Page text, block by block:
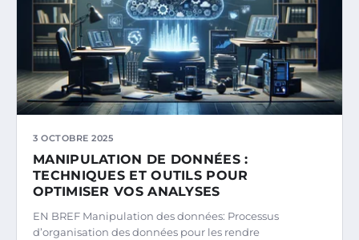
3 OCTOBRE 2025
MANIPULATION DE DONNÉES :
TECHNIQUES ET OUTILS POUR
OPTIMISER VOS ANALYSES
EN BREF Manipulation des données: Processus
d’organisation des données pour les rendre